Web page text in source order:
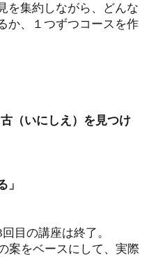
を集約しながら、どんな
か、１つずつコースを作
（いにしえ）を見つけ
」
目の講座は終了。
案をベースにして、実際